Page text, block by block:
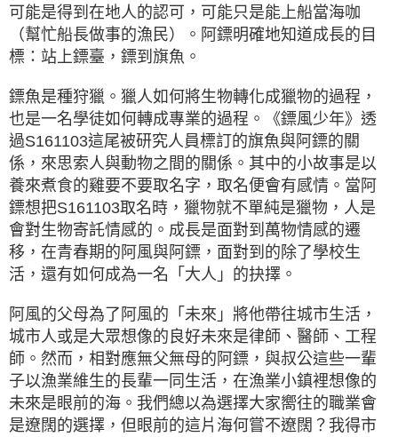
可能是得到在地人的認可，可能只是能上船當海咖
（幫忙船長做事的漁民）。阿鏢明確地知道成長的目
標：站上鏢臺，鏢到旗魚。
鏢魚是種狩獵。獵人如何將生物轉化成獵物的過程，
也是一名學徒如何轉成專業的過程。《鏢風少年》透
過S161103這尾被研究人員標訂的旗魚與阿鏢的關
係，來思索人與動物之間的關係。其中的小故事是以
養來煮食的雞要不要取名字，取名便會有感情。當阿
鏢想把S161103取名時，獵物就不單純是獵物，人是
會對生物寄託情感的。成長是面對到萬物情感的遷
移，在青春期的阿風與阿鏢，面對到的除了學校生
活，還有如何成為一名「大人」的抉擇。
阿風的父母為了阿風的「未來」將他帶往城市生活，
城市人或是大眾想像的良好未來是律師、醫師、工程
師。然而，相對應無父無母的阿鏢，與叔公這些一輩
子以漁業維生的長輩一同生活，在漁業小鎮裡想像的
未來是眼前的海。我們總以為選擇大家嚮往的職業會
是遼闊的選擇，但眼前的這片海何嘗不遼闊？我得市